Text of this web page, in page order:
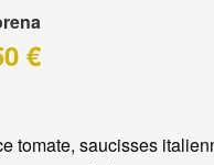
€
tomate, saucisses